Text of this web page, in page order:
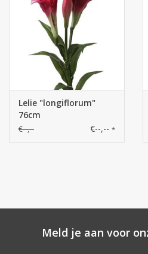
Lelie "longiflorum"
76cm
€--,-- €--,-- *
Meld je aan voor